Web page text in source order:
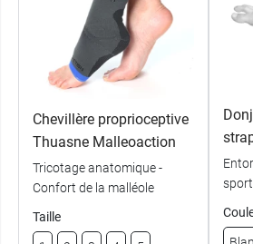
80% de fils recyclés
Conditionnement 100% recyclé
Conditionnement :
En cas d'épicondylite, nous
Epi Control Expert Velpeau
Chevillère proprioceptive
Thuasne Malleoaction
Tricotage anatomique -
Confort de la malléole
Taille
sport